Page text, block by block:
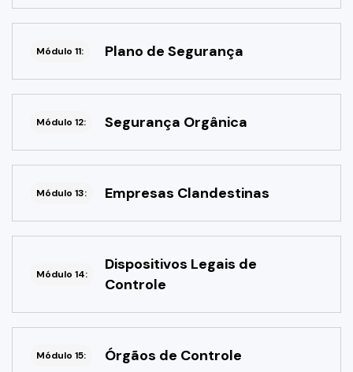
Módulo 11: Plano de Segurança
Módulo 12: Segurança Orgânica
Módulo 13: Empresas Clandestinas
Módulo 14:
Dispositivos Legais de
Controle
Módulo 15: Órgãos de Controle